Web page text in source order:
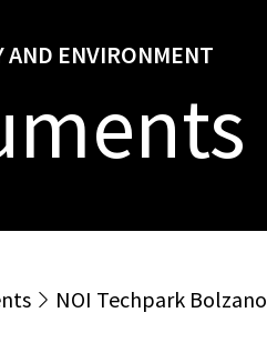
AND ENVIRONMENT
NOI Techpark Bolzano